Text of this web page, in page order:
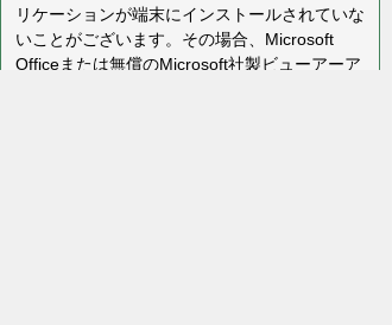
リケーションが端末にインストールされていな
いことがございます。その場合、Microsoft
Officeまたは無償のMicrosoft社製ビューアーア